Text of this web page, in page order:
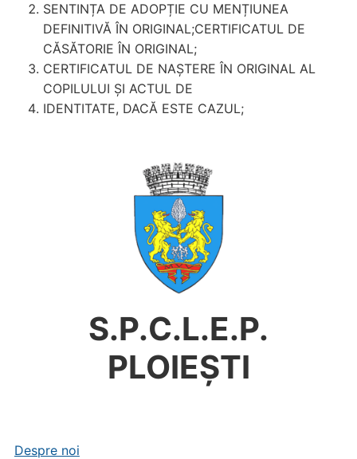
S.P.C.L.E.P.
PLOIEȘTI
Despre noi
SENTINȚA DE ADOPȚIE CU MENȚIUNEA
DEFINITIVĂ ÎN ORIGINAL;CERTIFICATUL DE
CĂSĂTORIE ÎN ORIGINAL;
CERTIFICATUL DE NAȘTERE ÎN ORIGINAL AL
COPILULUI ȘI ACTUL DE
IDENTITATE, DACĂ ESTE CAZUL;